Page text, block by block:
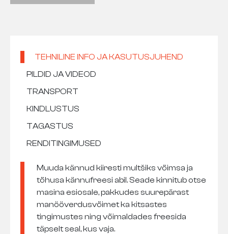
TEHNILINE INFO JA KASUTUSJUHEND
PILDID JA VIDEOD
TRANSPORT
KINDLUSTUS
TAGASTUS
RENDITINGIMUSED
Muuda kännud kiiresti multšiks võimsa ja
tõhusa kännufreesi abil. Seade kinnitub otse
masina esiosale, pakkudes suurepärast
manööverdusvõimet ka kitsastes
tingimustes ning võimaldades freesida
täpselt seal, kus vaja.